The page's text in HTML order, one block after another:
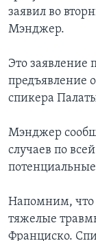
заявил во
Мэнджер.
Это заявление
предъявление
спикера
Мэнджер
случаев по
Напомним, что
тяжелые
Франциско.